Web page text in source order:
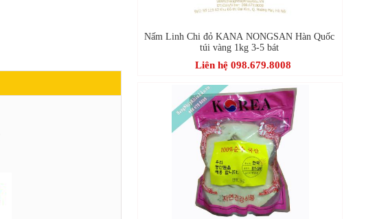
Nấm Linh Chi đỏ KANA NONGSAN Hàn Quốc
túi vàng 1kg 3-5 bát
Liên hệ 098.679.8008